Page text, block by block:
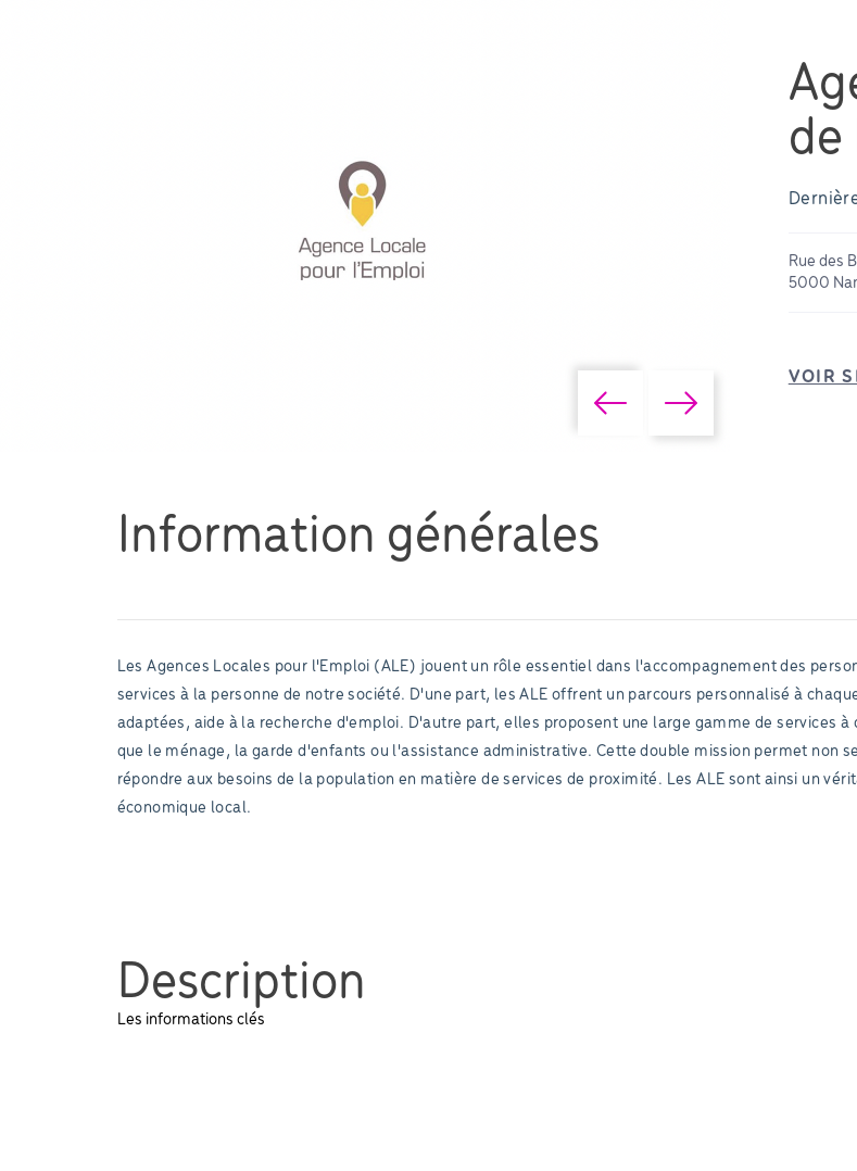
de
Rue des
5000
VOIR
Information générales
Les Agences Locales pour l'Emploi (ALE) jouent un rôle essentiel dans l'accompagnement des
services à la personne de notre société. D'une part, les ALE offrent un parcours personnalisé à
adaptées, aide à la recherche d'emploi. D'autre part, elles proposent une large gamme de services
que le ménage, la garde d'enfants ou l'assistance administrative. Cette double mission permet non
répondre aux besoins de la population en matière de services de proximité. Les ALE sont ainsi un
économique local.
Description
Les informations clés